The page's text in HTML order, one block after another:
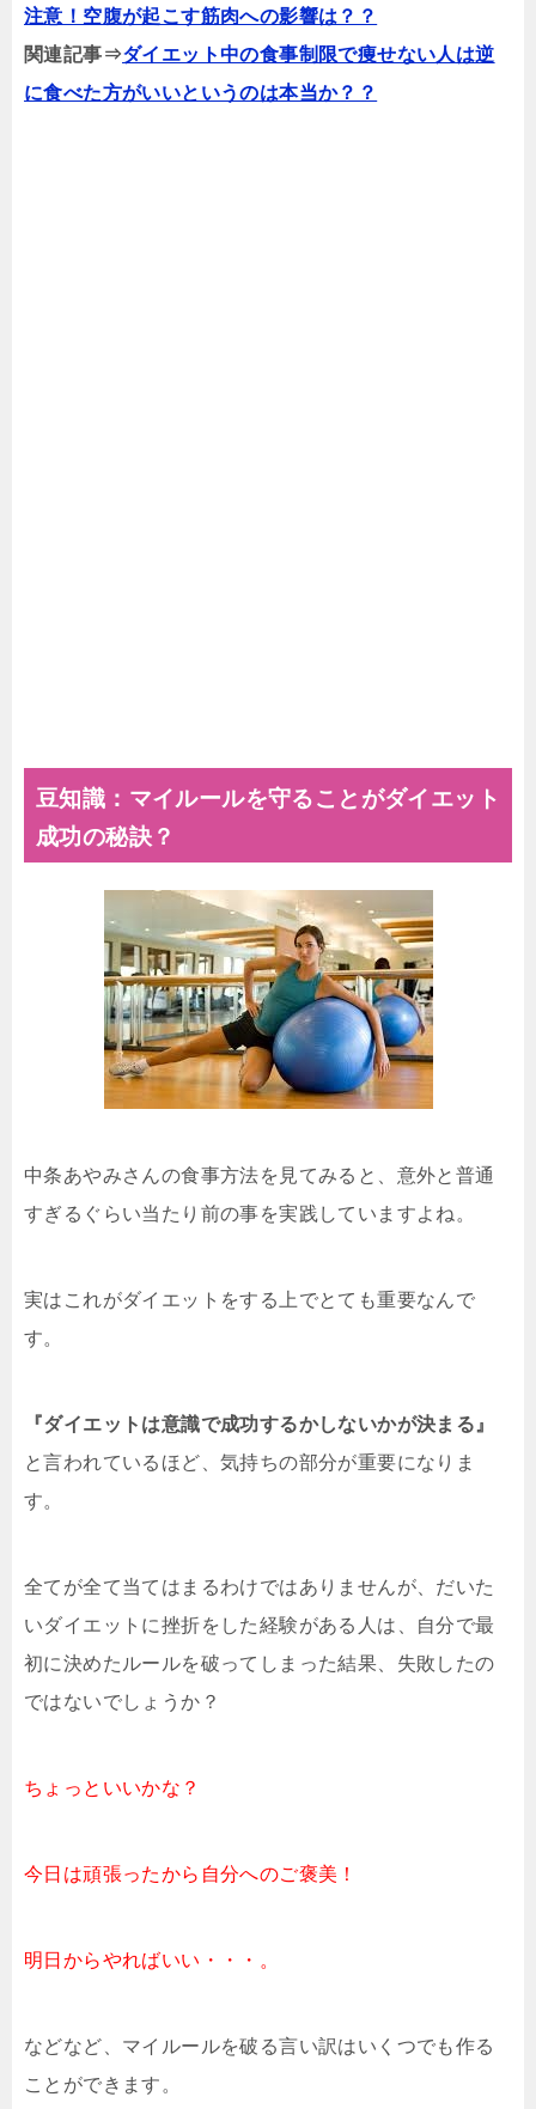
注意！空腹が起こす筋肉への影響は？？
関連記事⇒ダイエット中の食事制限で痩せない人は逆
に食べた方がいいというのは本当か？？
豆知識：マイルールを守ることがダイエット
成功の秘訣？
中条あやみさんの食事方法を見てみると、意外と普通
すぎるぐらい当たり前の事を実践していますよね。
実はこれがダイエットをする上でとても重要なんで
す。
『ダイエットは意識で成功するかしないかが決まる』
と言われているほど、気持ちの部分が重要になりま
す。
全てが全て当てはまるわけではありませんが、だいた
いダイエットに挫折をした経験がある人は、自分で最
初に決めたルールを破ってしまった結果、失敗したの
ではないでしょうか？
ちょっといいかな？
今日は頑張ったから自分へのご褒美！
明日からやればいい・・・。
などなど、マイルールを破る言い訳はいくつでも作る
ことができます。